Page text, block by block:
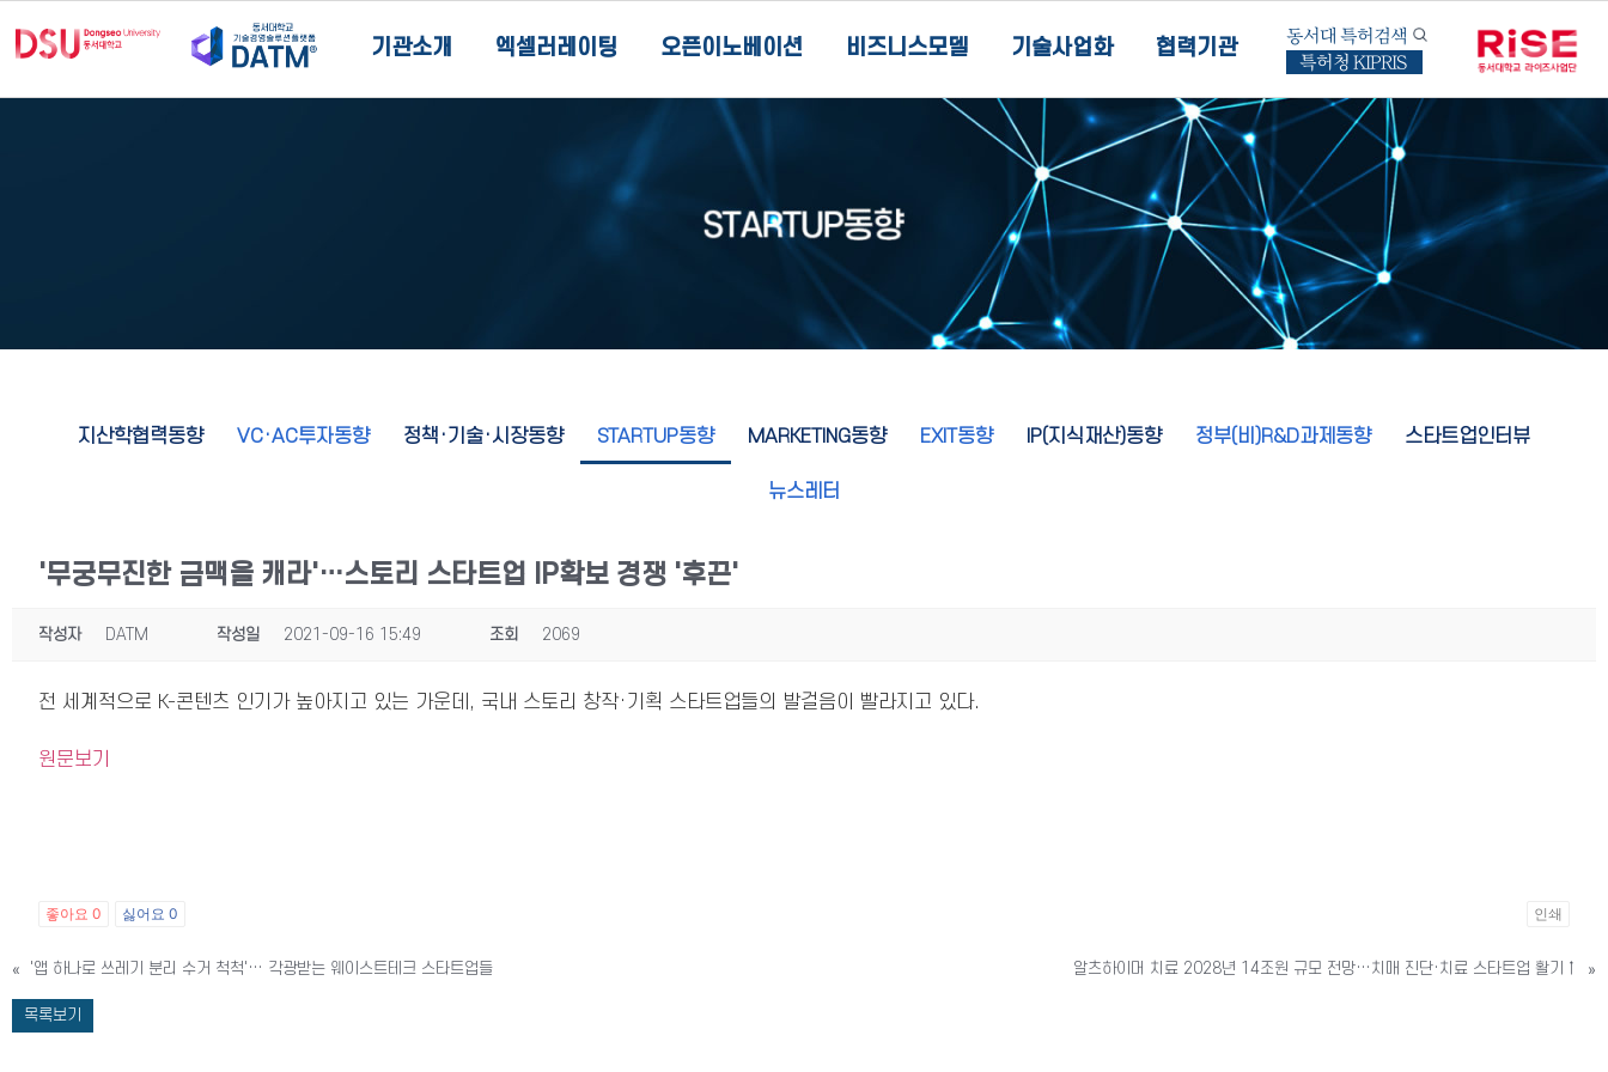
기관소개 엑셀러레이팅 오픈이노베이션 비즈니스모델 기술사업화 협력기관
동서대 특허검색
특허청 KIPRIS
지산학협력동향 VC·AC투자동향 정책·기술·시장동향 STARTUP동향 MARKETING동향 EXIT동향 IP(지식재산)동향 정부(비)R&D과제동향 스타트업인터뷰
뉴스레터
'무궁무진한 금맥을 캐라'…스토리 스타트업 IP확보 경쟁 '후끈'
작성자 DATM 작성일 2021-09-16 15:49 조회 2069
전 세계적으로 K-콘텐츠 인기가 높아지고 있는 가운데, 국내 스토리 창작·기획 스타트업들의 발걸음이 빨라지고 있다.
원문보기
좋아요 0 싫어요 0 인쇄
« '앱 하나로 쓰레기 분리 수거 척척'… 각광받는 웨이스트테크 스타트업들 알츠하이머 치료 2028년 14조원 규모 전망…치매 진단·치료 스타트업 활기↑ »
목록보기